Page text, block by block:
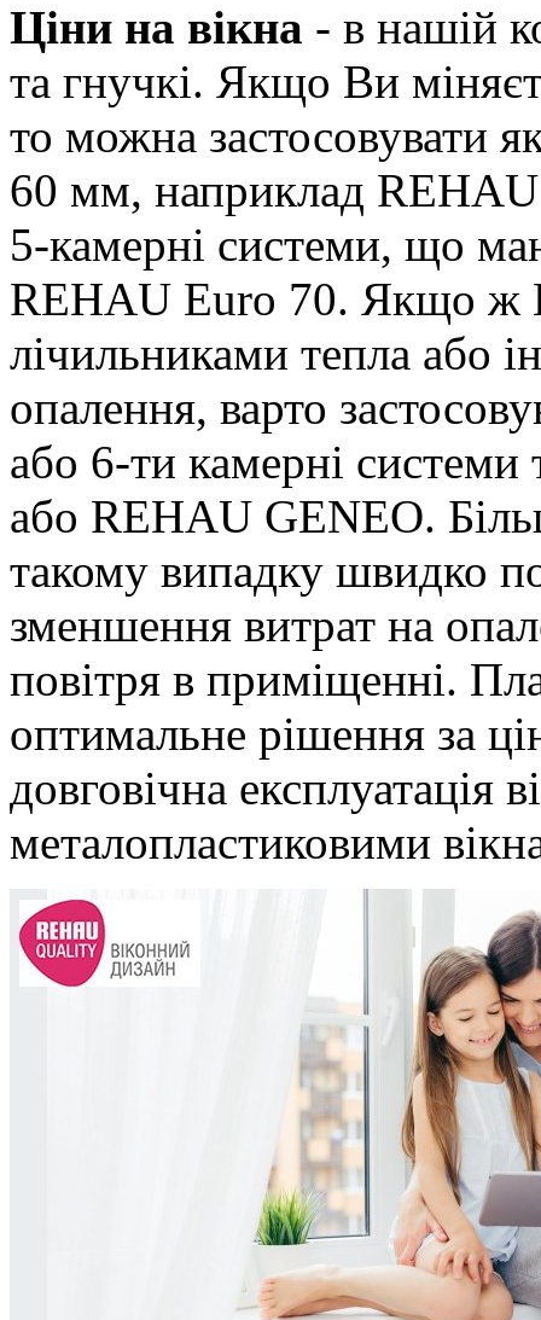
Ціни на вікна - в нашій
та гнучкі. Якщо Ви
то можна застосовувати
60 мм, наприклад REHAU
5-камерні системи, що
REHAU Euro 70. Якщо ж
лічильниками тепла або
опалення, варто
або 6-ти камерні
або REHAU GENEO.
такому випадку швидко
зменшення витрат на
повітря в приміщенні.
оптимальне рішення за
довговічна експлуатація
металопластиковими